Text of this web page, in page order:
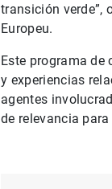
transición verde”,
Europeu.
Este programa
y experiencias
agentes
de relevancia